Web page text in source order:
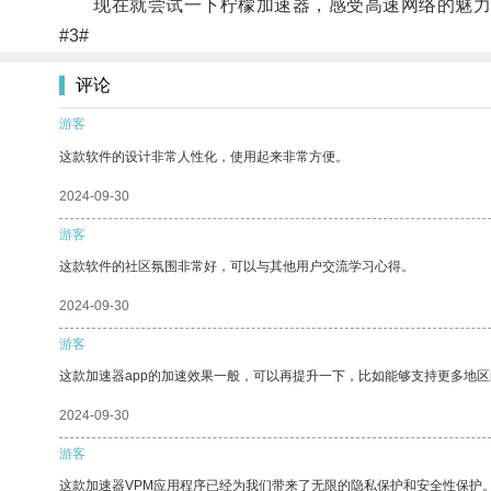
现在就尝试一下柠檬加速器，感受高速网络的魅力
#3#
评论
游客
这款软件的设计非常人性化，使用起来非常方便。
2024-09-30
游客
这款软件的社区氛围非常好，可以与其他用户交流学习心得。
2024-09-30
游客
这款加速器app的加速效果一般，可以再提升一下，比如能够支持更多地区
2024-09-30
游客
这款加速器VPM应用程序已经为我们带来了无限的隐私保护和安全性保护。